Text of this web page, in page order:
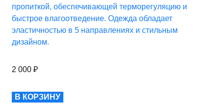
пропиткой, обеспечивающей терморегуляцию и
быстрое влагоотведение. Одежда обладает
эластичностью в 5 направлениях и стильным
дизайном.
2 000 ₽
В КОРЗИНУ